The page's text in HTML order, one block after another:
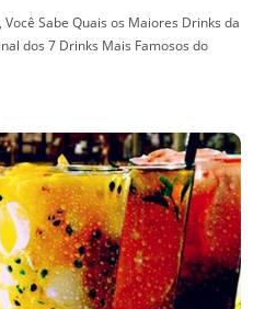
Sabe Quais os Maiores Drinks da
dos 7 Drinks Mais Famosos do